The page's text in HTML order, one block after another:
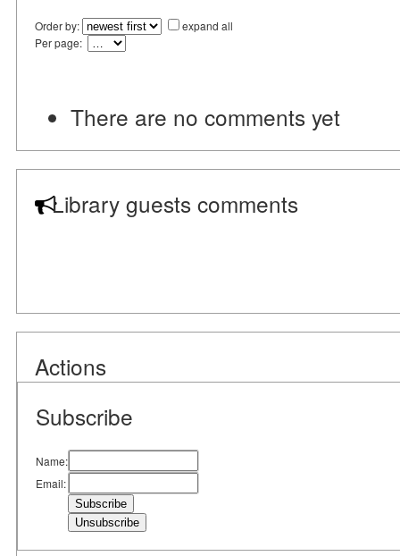
Order by:
expand all
Per page:
There are no comments yet
Library guests comments
Actions
Subscribe
Name:
Email: